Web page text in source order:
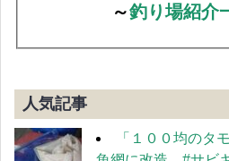
～釣り場紹介
人気記事
「１００均のタ